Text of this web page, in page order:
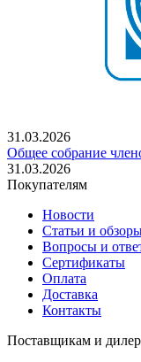
31.03.2026
Общее собрание
31.03.2026
Покупателям
Новости
Статьи и
Вопросы и
Сертификаты
Оплата
Доставка
Контакты
Поставщикам и